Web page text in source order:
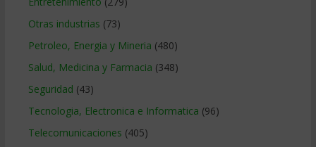
Otras industrias (73)
Petroleo, Energia y Mineria (480)
Salud, Medicina y Farmacia (348)
Seguridad (43)
Tecnologia, Electronica e Informatica (96)
Telecomunicaciones (405)